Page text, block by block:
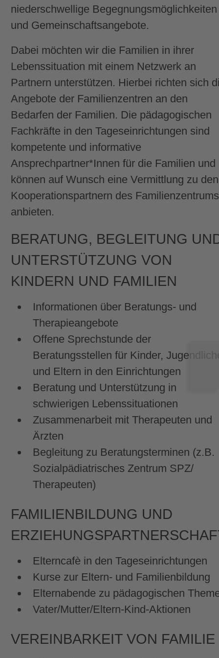
niederschwellige Begegnungsmöglichkeiten
und Gemeinschaftsangebote.
Dabei möchten wir die Familien in ihrer
Lebenssituation mit einem Netzwerk an
Partnern unterstützen. Hierbei richten sich
Angebote der Familienzentren an den
Bedarfen der Familien. Die pädagogischen
Fachkräfte in den Tageseinrichtungen sind
kompetente und informative
Ansprechpartner*Innen für die Familien und
können auf Wunsch eine Vermittlung zu den
Kooperationspartnern des Familienzentrums
anbieten.
BERATUNG, BEGLEITUNG
UNTERSTÜTZUNG VON
KINDERN UND FAMILIEN
Informationen über Beratungs- und
Therapieangebote
Offene Sprechstunde der
Beratungsstellen für Kinder,
und Eltern in den Einrichtungen
Beratung und Unterstützung in
schwierigen Lebenssituationen
Zusammenarbeit mit Therapeuten und
Ärzten
Begleitung zu Beratungsterminen (z.B.
Sozialpädiatrisches Zentrum SPZ/
Therapeuten)
FAMILIENBILDUNG UND
Elterncafè in den Tageseinrichtungen
Kurse zur Eltern- und Familienbildung
Elternabende zu pädagogischen
Vater/Mutter/Eltern-Kind-Aktionen
VEREINBARKEIT VON FAMILIE